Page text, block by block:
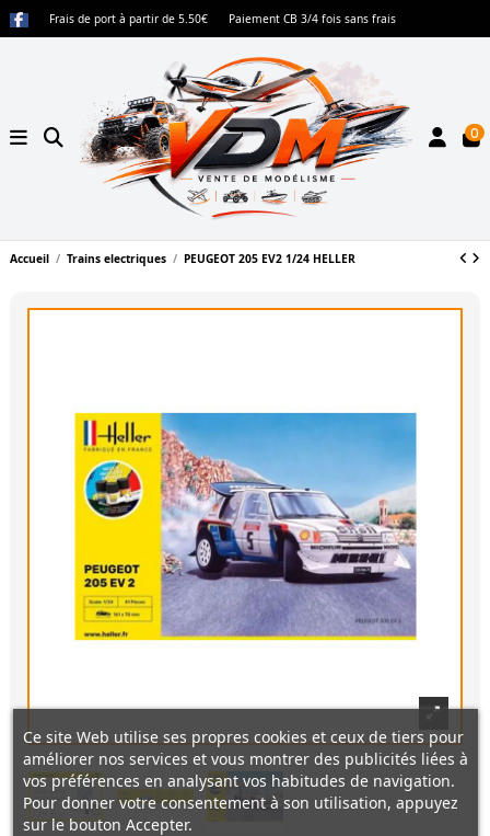
Frais de port à partir de 5.50€ Paiement CB 3/4 fois sans frais
0
Accueil Trains electriques PEUGEOT 205 EV2 1/24 HELLER
Ce site Web utilise ses propres cookies et ceux de tiers pour
améliorer nos services et vous montrer des publicités liées à
vos préférences en analysant vos habitudes de navigation.
Pour donner votre consentement à son utilisation, appuyez
sur le bouton Accepter.